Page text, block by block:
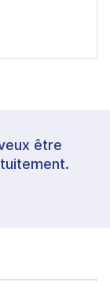
être